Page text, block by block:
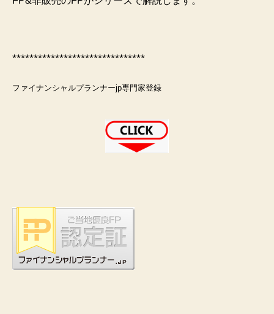
*******************************
ファイナンシャルプランナーjp専門家登録